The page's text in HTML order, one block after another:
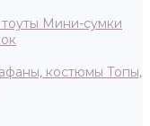
Мини-сумки
костюмы Топы,